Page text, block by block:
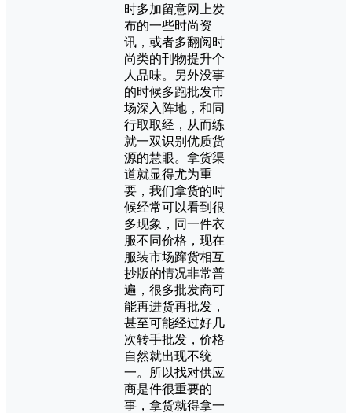
时多加留意网上发
布的一些时尚资
讯，或者多翻阅时
尚类的刊物提升个
人品味。另外没事
的时候多跑批发市
场深入阵地，和同
行取取经，从而练
就一双识别优质货
源的慧眼。拿货渠
道就显得尤为重
要，我们拿货的时
候经常可以看到很
多现象，同一件衣
服不同价格，现在
服装市场蹿货相互
抄版的情况非常普
遍，很多批发商可
能再进货再批发，
甚至可能经过好几
次转手批发，价格
自然就出现不统
一。所以找对供应
商是件很重要的
事，拿货就得拿一